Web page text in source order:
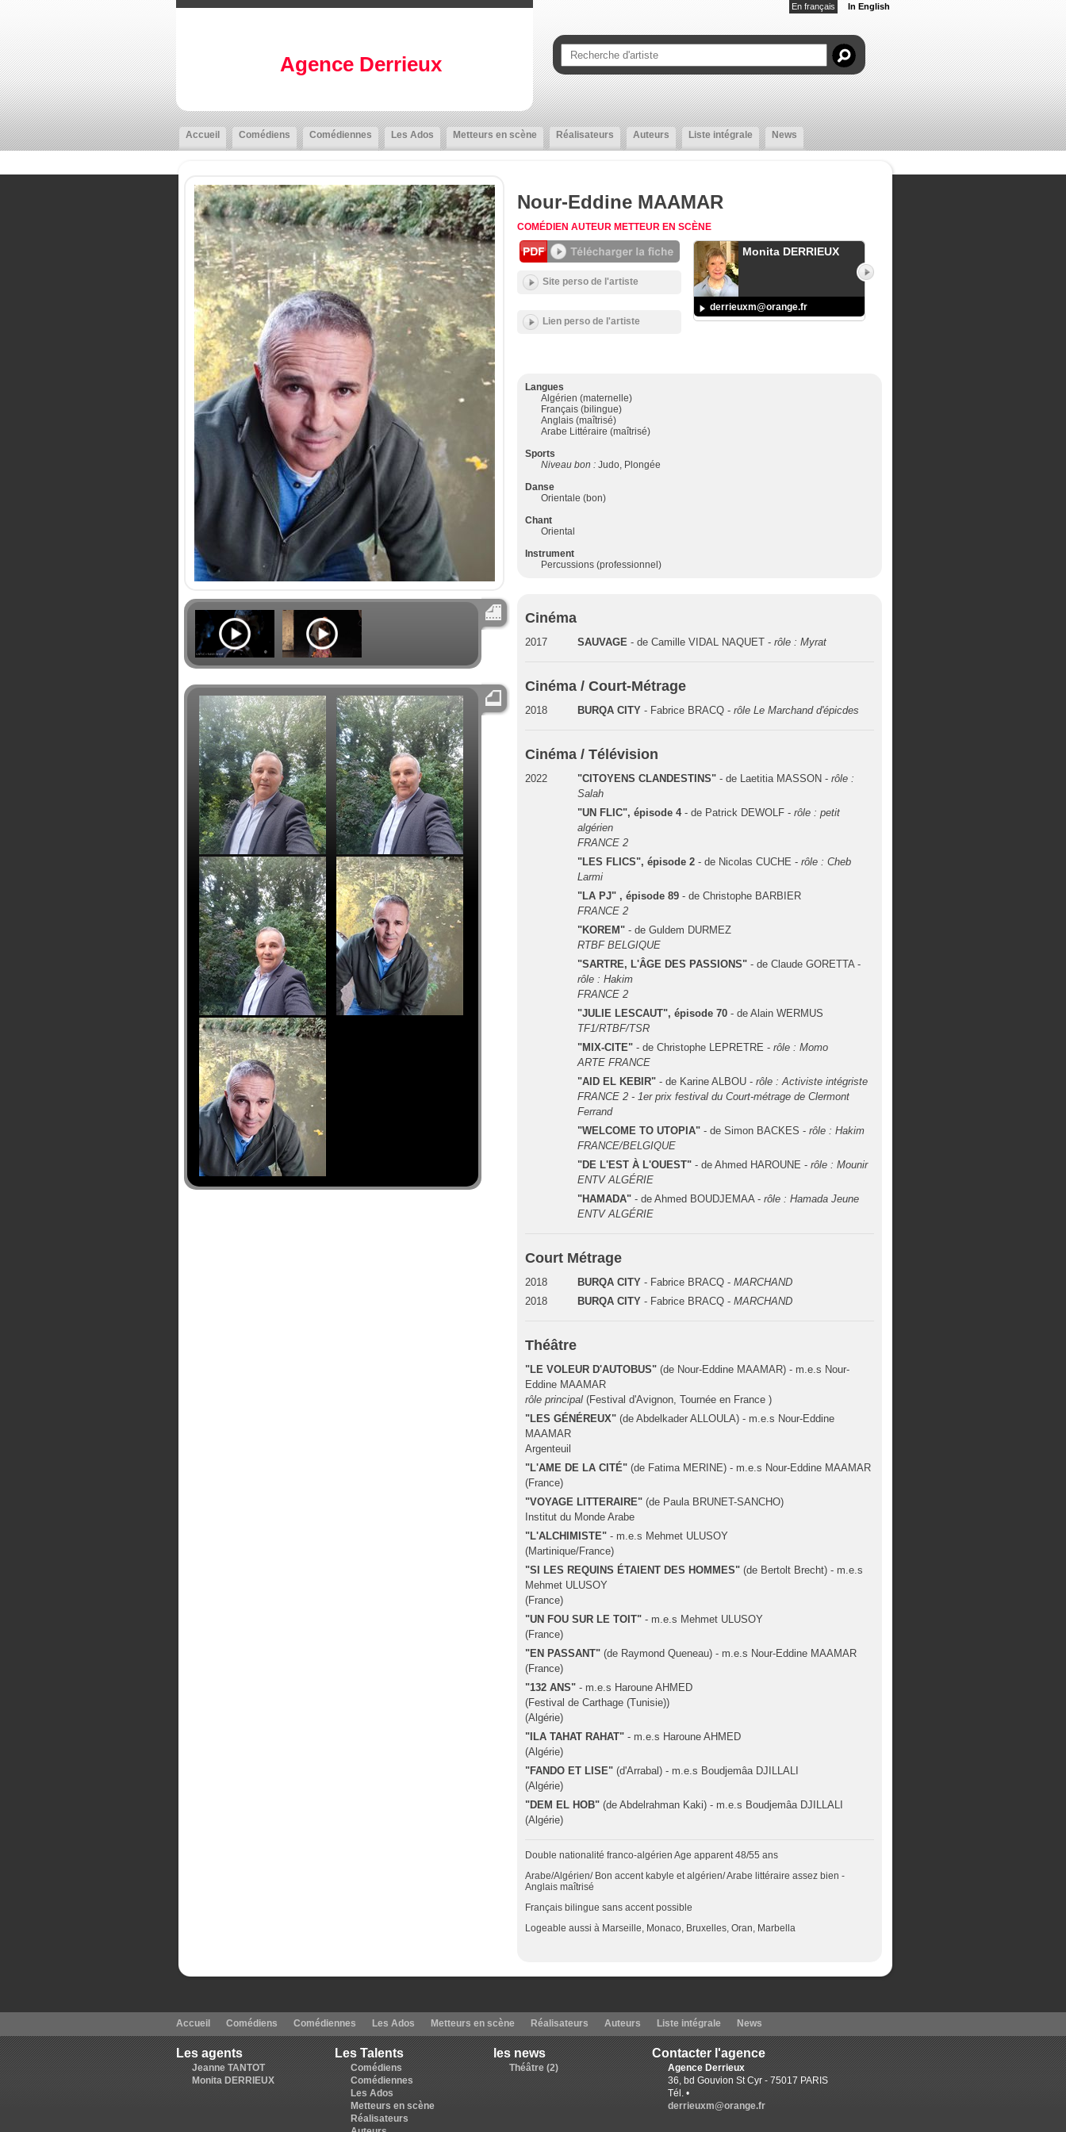
Agence Derrieux
En français In English
Accueil Comédiens Comédiennes Les Ados Metteurs en scène Réalisateurs Auteurs Liste intégrale News
Nour-Eddine MAAMAR
COMÉDIEN AUTEUR METTEUR EN SCÈNE
Site perso de l'artiste
Lien perso de l'artiste
Monita DERRIEUX
derrieuxm@orange.fr
Langues
Algérien (maternelle)
Français (bilingue)
Anglais (maîtrisé)
Arabe Littéraire (maîtrisé)
Sports
Niveau bon : Judo, Plongée
Danse
Orientale (bon)
Chant
Oriental
Instrument
Percussions (professionnel)
Cinéma
2017 SAUVAGE - de Camille VIDAL NAQUET -rôle : Myrat
Cinéma / Court-Métrage
2018 BURQA CITY - Fabrice BRACQ -rôle Le Marchand d'épicdes
Cinéma / Télévision
2022 "CITOYENS CLANDESTINS"- de Laetitia MASSON -rôle :
Salah
"UN FLIC", épisode 4- de Patrick DEWOLF -rôle : petit
algérien
FRANCE 2
"LES FLICS", épisode 2 - de Nicolas CUCHE -rôle : Cheb
Larmi
"LA PJ" , épisode 89 - de Christophe BARBIER
FRANCE 2
"KOREM" - de Guldem DURMEZ
RTBF BELGIQUE
"SARTRE, L'ÂGE DES PASSIONS" - de Claude GORETTA -
rôle : Hakim
FRANCE 2
"JULIE LESCAUT", épisode 70 - de Alain WERMUS
TF1/RTBF/TSR
"MIX-CITE" - de Christophe LEPRETRE -rôle : Momo
ARTE FRANCE
"AID EL KEBIR" - de Karine ALBOU -rôle : Activiste intégriste
FRANCE 2 - 1er prix festival du Court-métrage de Clermont
Ferrand
"WELCOME TO UTOPIA" - de Simon BACKES -rôle : Hakim
FRANCE/BELGIQUE
"DE L'EST À L'OUEST"- de Ahmed HAROUNE -rôle : Mounir
ENTV ALGÉRIE
"HAMADA" - de Ahmed BOUDJEMAA -rôle : Hamada Jeune
ENTV ALGÉRIE
Court Métrage
2018 BURQA CITY - Fabrice BRACQ -MARCHAND
2018
BURQA CITY - Fabrice BRACQ -MARCHAND
Théâtre
"LE VOLEUR D'AUTOBUS" (de Nour-Eddine MAAMAR) - m.e.s Nour-
Eddine MAAMAR
rôle principal (Festival d'Avignon, Tournée en France )
"LES GÉNÉREUX" (de Abdelkader ALLOULA) - m.e.s Nour-Eddine
MAAMAR
Argenteuil
"L'AME DE LA CITÉ" (de Fatima MERINE) - m.e.s Nour-Eddine MAAMAR
(France)
"VOYAGE LITTERAIRE" (de Paula BRUNET-SANCHO)
Institut du Monde Arabe
"L'ALCHIMISTE" - m.e.s Mehmet ULUSOY
(Martinique/France)
"SI LES REQUINS ÉTAIENT DES HOMMES" (de Bertolt Brecht) - m.e.s
Mehmet ULUSOY
(France)
"UN FOU SUR LE TOIT" - m.e.s Mehmet ULUSOY
(France)
"EN PASSANT" (de Raymond Queneau) - m.e.s Nour-Eddine MAAMAR
(France)
"132 ANS" - m.e.s Haroune AHMED
(Festival de Carthage (Tunisie))
(Algérie)
"ILA TAHAT RAHAT" - m.e.s Haroune AHMED
(Algérie)
"FANDO ET LISE" (d'Arrabal) - m.e.s Boudjemâa DJILLALI
(Algérie)
"DEM EL HOB" (de Abdelrahman Kaki) - m.e.s Boudjemâa DJILLALI
(Algérie)
Double nationalité franco-algérien Age apparent 48/55 ans
Arabe/Algérien/ Bon accent kabyle et algérien/ Arabe littéraire assez bien -
Anglais maîtrisé
Français bilingue sans accent possible
Logeable aussi à Marseille, Monaco, Bruxelles, Oran, Marbella
Accueil Comédiens Comédiennes Les Ados Metteurs en scène Réalisateurs Auteurs Liste intégrale News
Les agents
Jeanne TANTOT
Monita DERRIEUX
Les Talents
Comédiens
Comédiennes
Les Ados
Metteurs en scène
Réalisateurs
les news
Théâtre (2)
Contacter l'agence
Agence Derrieux
36, bd Gouvion St Cyr - 75017 PARIS
Tél. •
derrieuxm@orange.fr